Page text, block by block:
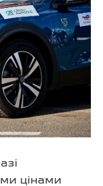
цінами